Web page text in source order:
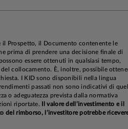
il Prospetto, il Documento contenente le
prima di prendere una decisione finale di
essere ottenuti in qualsiasi tempo,
collocamento. È, inoltre, possibile
I KID sono disponibili nella lingua
passati non sono indicativi di
o adeguatezza prevista dalla normativa
riportate.
Il valore dell’investimento e il
del rimborso, l’investitore potrebbe